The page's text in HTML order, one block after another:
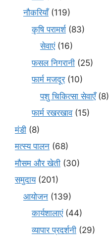
नौकरियाँ(119)
कृषि परामर्श(83)
सेवाएं(16)
फसल निगरानी (25)
फार्म मजदूर(10)
पशु चिकित्सा सेवाएँ(8)
फार्म रखरखाव(15)
मंडी (8)
मत्स्य पालन (68)
मौसम और खेती (30)
समुदाय(201)
आयोजन (139)
कार्यशालाएं(44)
व्यापार प्रदर्शनी (29)